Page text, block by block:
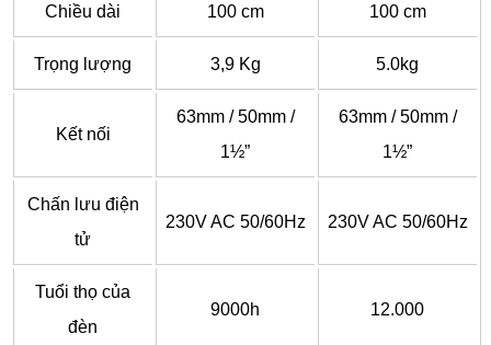
Chiều dài 100 cm 100 cm
Trọng lượng 3,9 Kg 5.0kg
Kết nối
63mm / 50mm /
1½”
63mm / 50mm /
1½”
Chấn lưu điện
tử
230V AC 50/60Hz 230V AC 50/60Hz
Tuổi thọ của
đèn
9000h 12.000